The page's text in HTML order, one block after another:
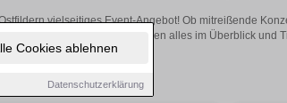
Cookies ablehnen
Datenschutzerklärung
vielseitiges Event-Angebot! Ob mitreißende
in Ostfildern – hier finden alles im Überblick und